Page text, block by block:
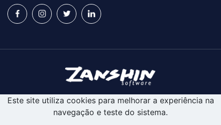
Este site utiliza cookies para melhorar a experiência na
navegação e teste do sistema.